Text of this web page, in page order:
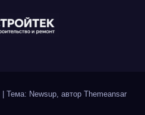
Тема: Newsup, автор Themeansar